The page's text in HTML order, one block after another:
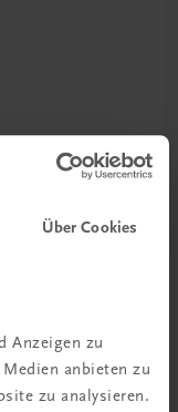
Über Cookies
Anzeigen zu
anbieten zu
zu analysieren.